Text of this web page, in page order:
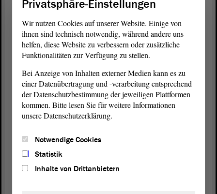
Dort wurden Praktikalotsen eingerichtet und dort ist
Schülerinnen und Schüler Praktikumserfahrung
machen. Das ist vorbildlich. Deswegen würde ich
alle Abgeordneten darum bitten, sich das vor Ort
anzugucken, damit wir nicht immer nur theoretisch
darüber sprechen, sondern auch praktisch darüber
reden können.
Darüber hinaus hat die Handwerkskammer, um
mehr Praktikumsplätze sichtbar zu machen, mit den
die Plattform „hallo-beruf.de“ erschaffen. Dort
erhalten alle Betriebe kostenlos die Chance, auf ihre
Praktikums- und Ausbildungsangebote aufmerksam
Privatsphäre-Einstellungen
Wir nutzen Cookies auf unserer Website. Einige von
ihnen sind technisch notwendig, während andere uns
helfen, diese Website zu verbessern oder zusätzliche
Funktionalitäten zur Verfügung zu stellen.
Bei Anzeige von Inhalten externer Medien kann es zu
einer Datenübertragung und -verarbeitung entsprechend
der Datenschutzbestimmung der jeweiligen Plattformen
kommen. Bitte lesen Sie für weitere Informationen
unsere Datenschutzerklärung.
Notwendige Cookies
Statistik
Inhalte von Drittanbietern